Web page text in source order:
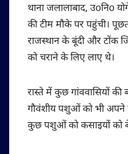
थाना जलालाबाद, उoनिo
की टीम मौके पर पहुंची।
राजस्थान के बूंदी और टोंक
को चराने के लिए लाए थे।
रास्ते में कुछ गांववासियों की
गौवंशीय पशुओं को भी अपने
कुछ पशुओं को कसाइयों को